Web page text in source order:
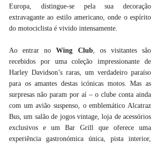
Europa, distingue-se pela sua decoração
extravagante ao estilo americano, onde o espírito
do motociclista é vivido intensamente.
Ao entrar no Wing Club, os visitantes são
recebidos por uma coleção impressionante de
Harley Davidson’s raras, um verdadeiro paraíso
para os amantes destas icónicas motos. Mas as
surpresas não param por aí – o clube conta ainda
com um avião suspenso, o emblemático Alcatraz
Bus, um salão de jogos vintage, loja de acessórios
exclusivos e um Bar Grill que oferece uma
experiência gastronómica única, pista interior,